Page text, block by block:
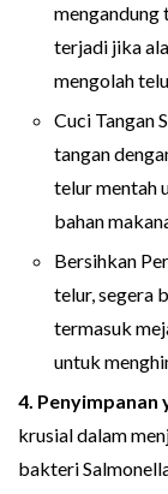
mengandung
terjadi jika
mengolah
Cuci Tangan
tangan
telur mentah
bahan
Bersihkan
telur, segera
termasuk
untuk
4. Penyimpanan
krusial dalam
bakteri